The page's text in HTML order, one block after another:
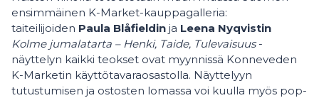
ensimmäinen K-Market-kauppagalleria:
taiteilijoiden Paula Blåfieldin ja Leena Nyqvistin
Kolme jumalatarta – Henki, Taide, Tulevaisuus-
näyttelyn kaikki teokset ovat myynnissä Konneveden
K-Marketin käyttötavaraosastolla. Näyttelyyn
tutustumisen ja ostosten lomassa voi kuulla myös pop-